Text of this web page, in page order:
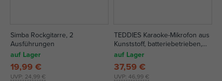
Simba Rockgitarre, 2
Ausführungen
auf Lager
UVP: 24,99 €
19,99 €
TEDDIES Karaoke-Mikrofon aus
Kunststoff, batteriebetrieben,
mit Licht und Ton
auf Lager
UVP: 46,99 €
37,59 €